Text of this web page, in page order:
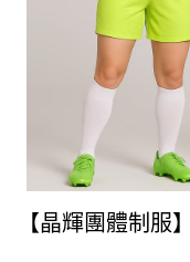
【晶輝團體制服